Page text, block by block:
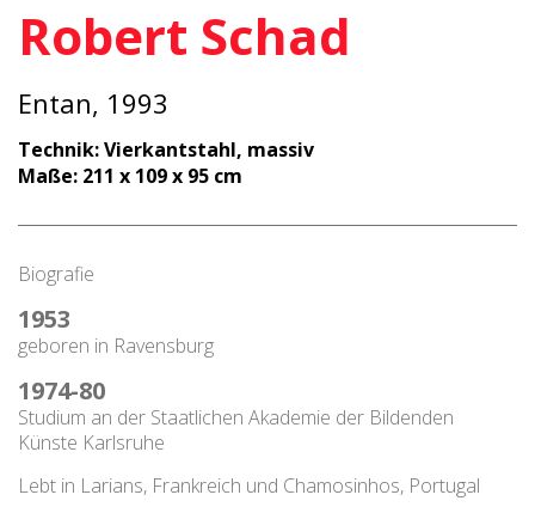
Robert Schad
Entan, 1993
Technik: Vierkantstahl, massiv
Maße: 211 x 109 x 95 cm
Biografie
1953
geboren in Ravensburg
1974-80
Studium an der Staatlichen Akademie der Bildenden
Künste Karlsruhe
Lebt in Larians, Frankreich und Chamosinhos, Portugal